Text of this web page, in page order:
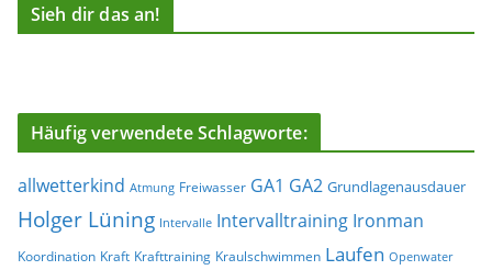
Sieh dir das an!
Häufig verwendete Schlagworte:
allwetterkind Atmung Freiwasser GA1 GA2 Grundlagenausdauer
Holger Lüning Intervalle Intervalltraining Ironman
Koordination Kraft Krafttraining Kraulschwimmen Laufen Openwater